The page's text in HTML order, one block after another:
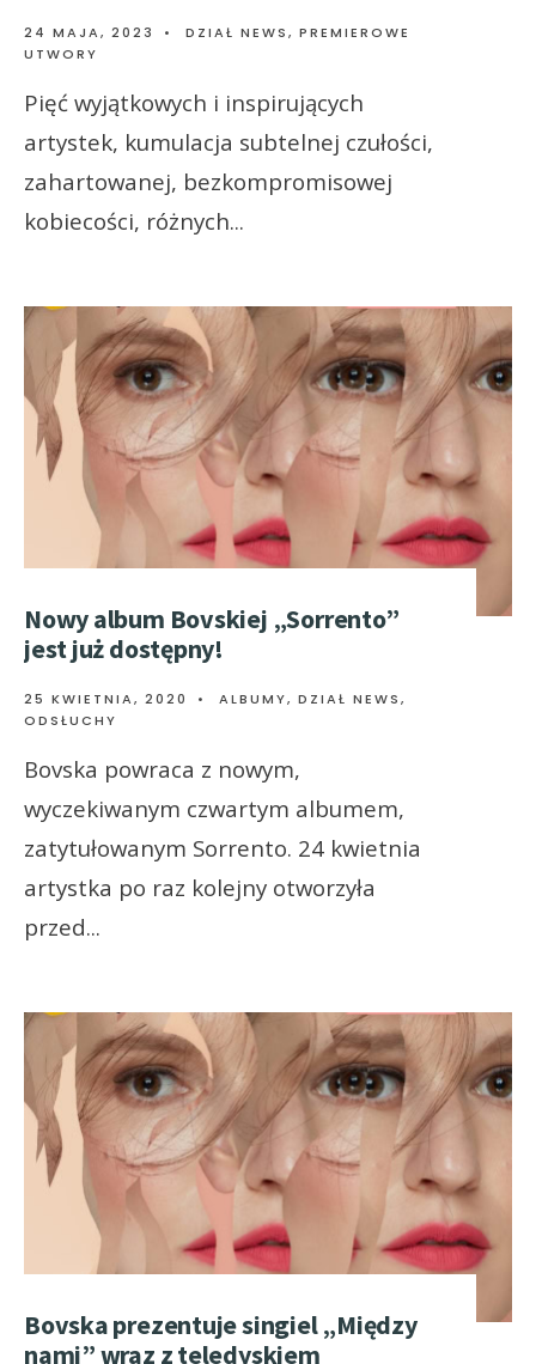
24 MAJA, 2023 • DZIAŁ NEWS, PREMIEROWE
UTWORY
Pięć wyjątkowych i inspirujących
artystek, kumulacja subtelnej czułości,
zahartowanej, bezkompromisowej
kobiecości, różnych...
Nowy album Bovskiej „Sorrento”
jest już dostępny!
25 KWIETNIA, 2020 • ALBUMY, DZIAŁ NEWS,
ODSŁUCHY
Bovska powraca z nowym,
wyczekiwanym czwartym albumem,
zatytułowanym Sorrento. 24 kwietnia
artystka po raz kolejny otworzyła
przed...
Bovska prezentuje singiel „Między
nami” wraz z teledyskiem